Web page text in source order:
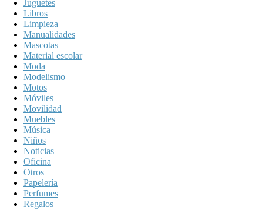
Juguetes
Libros
Limpieza
Manualidades
Mascotas
Material escolar
Moda
Modelismo
Motos
Móviles
Movilidad
Muebles
Música
Niños
Noticias
Oficina
Otros
Papelería
Perfumes
Regalos